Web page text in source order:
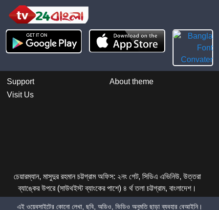
Support
About theme
Visit Us
চেয়ারম্যান, মাসুদুর রহমান চট্টগ্রাম অফিস: ২নং গেট, সিডিএ এভিনিউ, উত্তরা
ব্যাঙ্কের উপরে (সাউথইস্ট ব্যাংকের পাশে) ৪ র্থ তলা চট্টগ্রাম, বাংলাদেশ।
এই ওয়েবসাইটের কোনো লেখা, ছবি, অডিও, ভিডিও অনুমতি ছাড়া ব্যবহার বেআইনি।